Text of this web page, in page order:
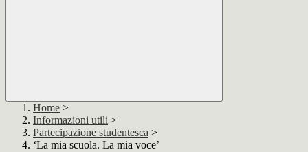
Home >
Informazioni utili >
Partecipazione studentesca >
‘La mia scuola. La mia voce’